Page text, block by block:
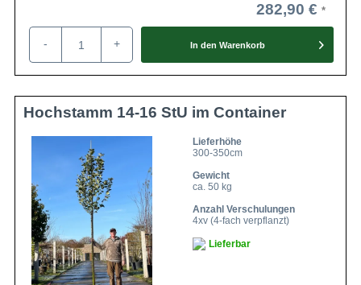
282,90 €
- + In den Warenkorb
Hochstamm 14-16 StU im Container
Lieferhöhe
300-350cm
Gewicht
ca. 50 kg
Anzahl Verschulungen
4xv (4-fach verpflanzt)
Lieferbar